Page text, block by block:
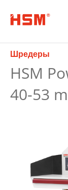
Шредеры
HSM
40-53